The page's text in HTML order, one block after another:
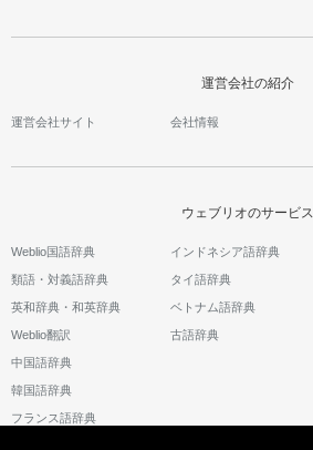
運営会社の紹介
運営会社サイト 会社情報
ウェブリオのサービス
Weblio国語辞典
類語・対義語辞典
英和辞典・和英辞典
Weblio翻訳
中国語辞典
韓国語辞典
フランス語辞典
インドネシア語辞典
タイ語辞典
ベトナム語辞典
古語辞典